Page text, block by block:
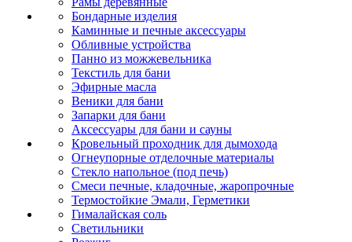
Бондарные изделия
Каминные и печные аксессуары
Обливные устройства
Панно из можжевельника
Текстиль для бани
Эфирные масла
Веники для бани
Запарки для бани
Аксессуары для бани и сауны
Кровельный проходник для дымохода
Огнеупорные отделочные материалы
Стекло напольное (под печь)
Смеси печные, кладочные, жаропрочные
Термостойкие Эмали, Герметики
Гималайская соль
Светильники